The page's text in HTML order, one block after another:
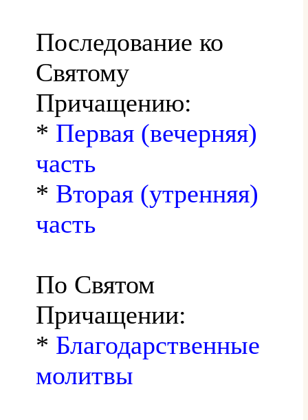
Последование ко
Святому
Причащению:
* Первая (вечерняя)
часть
* Вторая (утренняя)
часть
По Святом
Причащении:
* Благодарственные
молитвы